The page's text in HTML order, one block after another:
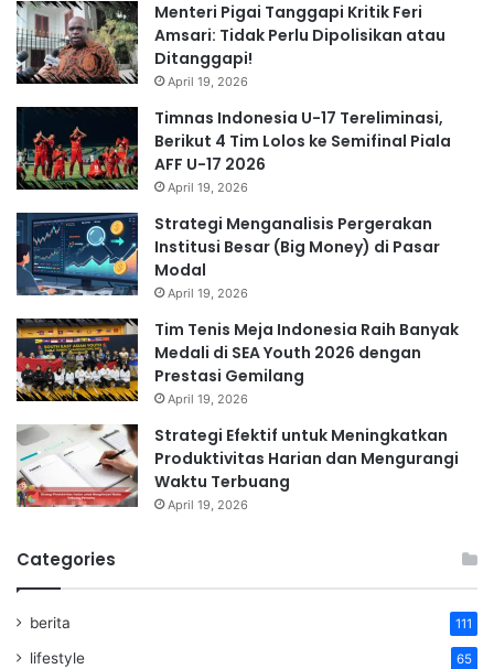
Menteri Pigai Tanggapi Kritik Feri
Amsari: Tidak Perlu Dipolisikan atau
Ditanggapi!
April 19, 2026
Timnas Indonesia U-17 Tereliminasi,
Berikut 4 Tim Lolos ke Semifinal Piala
AFF U-17 2026
April 19, 2026
Strategi Menganalisis Pergerakan
Institusi Besar (Big Money) di Pasar
Modal
April 19, 2026
Tim Tenis Meja Indonesia Raih Banyak
Medali di SEA Youth 2026 dengan
Prestasi Gemilang
April 19, 2026
Strategi Efektif untuk Meningkatkan
Produktivitas Harian dan Mengurangi
Waktu Terbuang
April 19, 2026
Categories
berita 111
lifestyle 65